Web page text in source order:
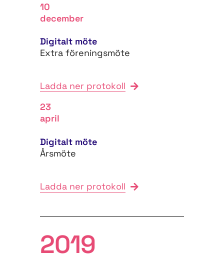
10
december
Digitalt möte
Extra föreningsmöte
Ladda ner protokoll
23
april
Digitalt möte
Årsmöte
Ladda ner protokoll
2019